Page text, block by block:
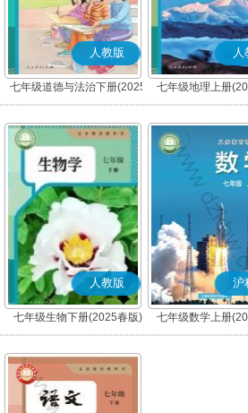
人教版
七年级道德与法治下册(2025
春版)(部编版)
人
七年级地理上册
人教版
七年级生物下册(2025春版)
沪
七年级数学上册